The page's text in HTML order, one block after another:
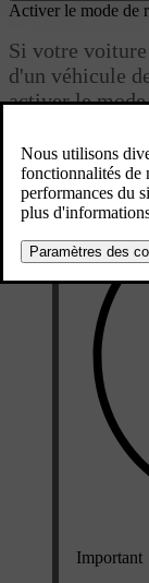
Activer le mode de
Si votre
d'un véhicule
activer le mode
Important